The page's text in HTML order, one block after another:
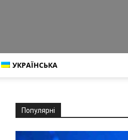
УКРАЇНСЬКА
Популярні